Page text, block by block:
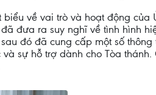
về vai trò và hoạt động của
đưa ra suy nghĩ về tình hình
đó đã cung cấp một số
sự hỗ trợ dành cho Tòa